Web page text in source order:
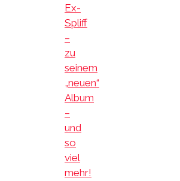
Ex-
Spliff
–
zu
seinem
„neuen“
Album
–
und
so
viel
mehr!